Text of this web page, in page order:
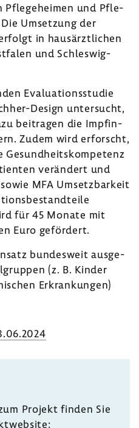
Pfle­ge­heimen und Pfle­
Umset­zung der
in haus­ärzt­li­chen
und Schleswig-​
Evalua­ti­ons­studie
Design unter­sucht,
beitragen die Impfin­
Zudem wird erforscht,
Gesund­heits­kom­pe­tenz
verän­dert und
MFA Umsetz­bar­keit
für 45 Monate mit
Euro geför­dert.
bundes­weit ausge­
(z. B. Kinder
Erkran­kungen)
Projekt finden Sie